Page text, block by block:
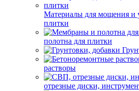
Материалы для мощения и
плитки
полотна для плитки
растворы
отрезные диски,